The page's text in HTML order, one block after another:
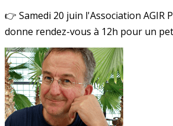
👉 Samedi 20 juin l'Association AGIR
donne rendez-vous à 12h pour un